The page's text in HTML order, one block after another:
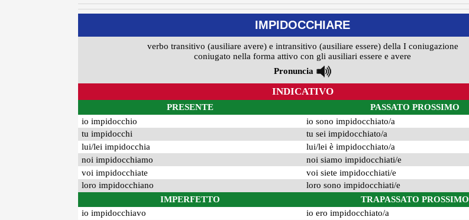
IMPIDOCCHIARE
verbo transitivo (ausiliare avere) e intransitivo (ausiliare essere) della I coniugazione
coniugato nella forma attivo con gli ausiliari essere e avere
Pronuncia
INDICATIVO
PRESENTE
io impidocchio
tu impidocchi
lui/lei impidocchia
noi impidocchiamo
voi impidocchiate
loro impidocchiano
IMPERFETTO
io impidocchiavo
PASSATO PROSSIMO
io sono impidocchiato/a
tu sei impidocchiato/a
lui/lei è impidocchiato/a
noi siamo impidocchiati/e
voi siete impidocchiati/e
loro sono impidocchiati/e
TRAPASSATO PROSSIMO
io ero impidocchiato/a